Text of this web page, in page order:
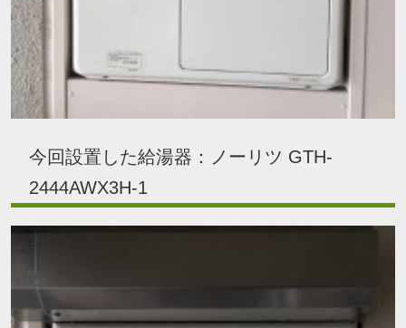
今回設置した給湯器：ノーリツ GTH-
2444AWX3H-1